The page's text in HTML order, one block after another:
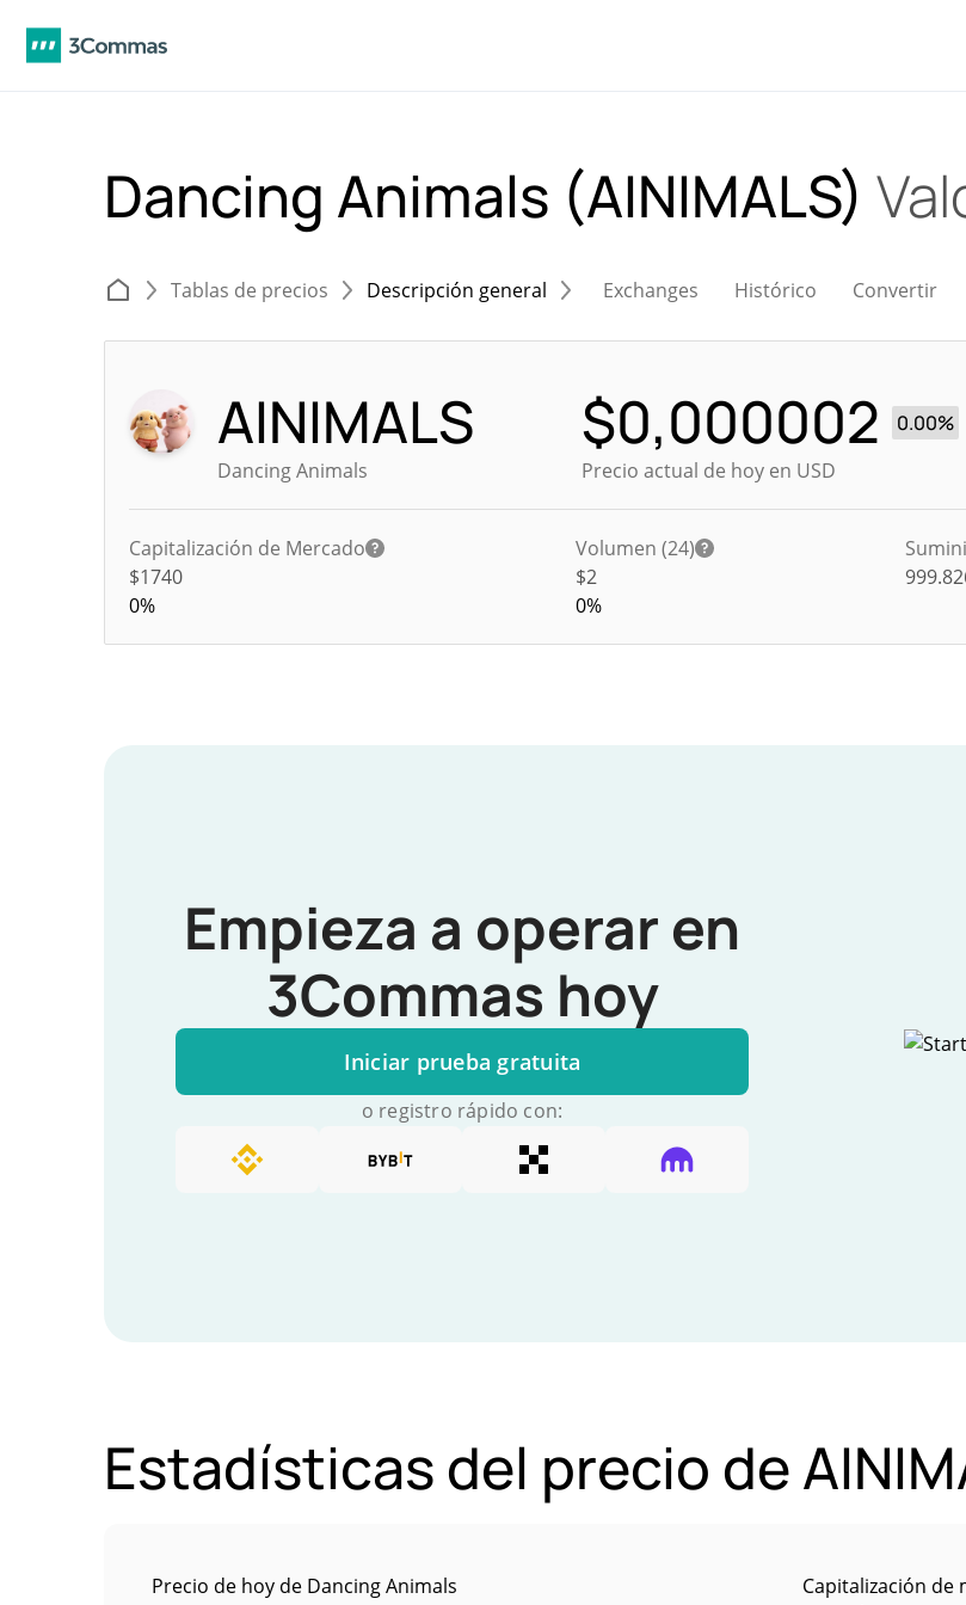
Dancing Animals (AINIMALS)
Tablas de precios Descripción general Exchanges Histórico Convertir
AINIMALS
Dancing Animals
$0,000002
0.00%
Precio actual de hoy en USD
Capitalización de Mercado
$1740
0%
Volumen (24)
$2
0%
Empieza a operar en
3Commas hoy
Iniciar prueba gratuita
o registro rápido con:
Estadísticas del precio de
Precio de hoy de Dancing Animals
Capitalización de